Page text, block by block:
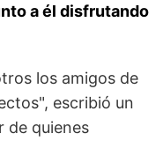
a él disfrutando
los amigos de
escribió un
de quienes